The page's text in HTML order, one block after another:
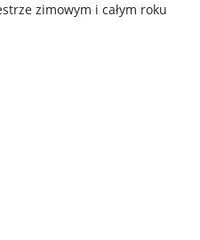
zimowym i całym roku